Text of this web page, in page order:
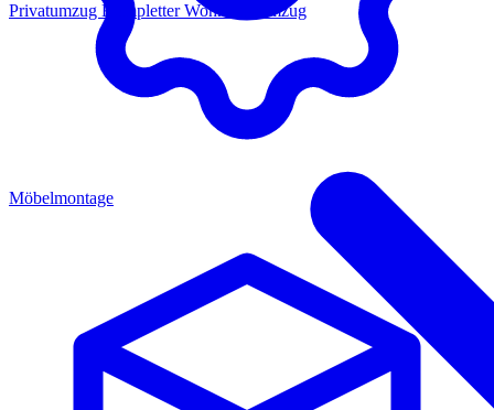
Privatumzug Kompletter Wohnungsumzug
Möbelmontage